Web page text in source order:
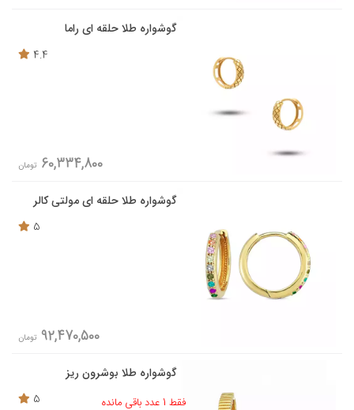
گوشواره طلا حلقه ای راما
4.4
60,334,800 تومان
گوشواره طلا حلقه ای مولتی کالر
5
92,470,500 تومان
گوشواره طلا بوشرون ریز
فقط 1 عدد باقی مانده
5